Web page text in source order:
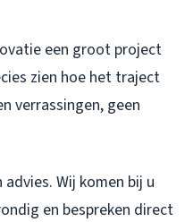
een groot project
zien hoe het traject
verrassingen, geen
Wij komen bij u
en bespreken direct